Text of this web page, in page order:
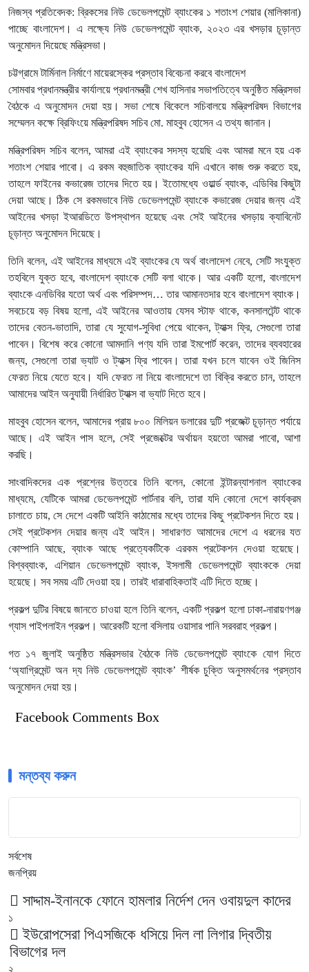
নিজস্ব প্রতিবেদক: ব্রিকসের নিউ ডেভেলপমেন্ট ব্যাংকের ১ শতাংশ শেয়ার (মালিকানা)
পাচ্ছে বাংলাদেশ। এ লক্ষ্যে নিউ ডেভেলপমেন্ট ব্যাংক, ২০২৩ এর খসড়ার চূড়ান্ত
অনুমোদন দিয়েছে মন্ত্রিসভা।
চট্টগ্রামে টার্মিনাল নির্মাণে মায়েরস্কের প্রস্তাব বিবেচনা করবে বাংলাদেশ
সোমবার প্রধানমন্ত্রীর কার্যালয়ে প্রধানমন্ত্রী শেখ হাসিনার সভাপতিত্বে অনুষ্ঠিত মন্ত্রিসভা
বৈঠকে এ অনুমোদন দেয়া হয়। সভা শেষে বিকেলে সচিবালয়ে মন্ত্রিপরিষদ বিভাগের
সম্মেলন কক্ষে ব্রিফিংয়ে মন্ত্রিপরিষদ সচিব মো. মাহবুব হোসেন এ তথ্য জানান।
মন্ত্রিপরিষদ সচিব বলেন, আমরা এই ব্যাংকের সদস্য হয়েছি এবং আমরা মনে হয় এক
শতাংশ শেয়ার পাবো। এ রকম বহুজাতিক ব্যাংকের যদি এখানে কাজ শুরু করতে হয়,
তাহলে ফাইনের কভারেজ তাদের দিতে হয়। ইতোমধ্যে ওয়ার্ল্ড ব্যাংক, এডিবির কিছুটা
দেয়া আছে। ঠিক সে রকমভাবে নিউ ডেভেলপমেন্ট ব্যাংকে কভারেজ দেয়ার জন্য এই
আইনের খসড়া ইআরডিতে উপস্থাপন হয়েছে এবং সেই আইনের খসড়ায় ক্যাবিনেট
চূড়ান্ত অনুমোদন দিয়েছে।
তিনি বলেন, এই আইনের মাধ্যমে এই ব্যাংকের যে অর্থ বাংলাদেশ নেবে, সেটি সংযুক্ত
তহবিলে যুক্ত হবে, বাংলাদেশ ব্যাংকে সেটি বলা থাকে। আর একটি হলো, বাংলাদেশ
ব্যাংকে এনডিবির যতো অর্থ এবং পরিসম্পদ… তার আমানতদার হবে বাংলাদেশ ব্যাংক।
সবচেয়ে বড় বিষয় হলো, এই আইনের আওতায় যেসব স্টাফ থাকে, কনসালটেন্ট থাকে
তাদের বেতন-ভাতাদি, তারা যে সুযোগ-সুবিধা পেয়ে থাকেন, ট্যাক্স ফ্রি, সেগুলো তারা
পাবেন। বিশেষ করে কোনো আমদানি পণ্য যদি তারা ইমপোর্ট করেন, তাদের ব্যবহারের
জন্য, সেগুলো তারা ভ্যাট ও ট্যাক্স ফ্রি পাবেন। তারা যখন চলে যাবেন ওই জিনিস
ফেরত নিয়ে যেতে হবে। যদি ফেরত না নিয়ে বাংলাদেশে তা বিক্রি করতে চান, তাহলে
আমাদের আইন অনুযায়ী নির্ধারিত ট্যাক্স বা ভ্যাট দিতে হবে।
মাহবুব হোসেন বলেন, আমাদের প্রায় ৮০০ মিলিয়ন ডলারের দুটি প্রজেক্ট চূড়ান্ত পর্যায়ে
আছে। এই আইন পাস হলে, সেই প্রজেক্টের অর্থায়ন হয়তো আমরা পাবো, আশা
করছি।
সাংবাদিকদের এক প্রশ্নের উত্তরে তিনি বলেন, কোনো ইন্টারন্যাশনাল ব্যাংকের
মাধ্যমে, যেটিকে আমরা ডেভেলপমেন্ট পার্টনার বলি, তারা যদি কোনো দেশে কার্যক্রম
চালাতে চায়, সে দেশে একটি আইনি কাঠামোর মধ্যে তাদের কিছু প্রটেকশন দিতে হয়।
সেই প্রটেকশন দেয়ার জন্য এই আইন। সাধারণত আমাদের দেশে এ ধরনের যত
কোম্পানি আছে, ব্যাংক আছে প্রত্যেকটিকে এরকম প্রটেকশন দেওয়া হয়েছে।
বিশ্বব্যাংক, এশিয়ান ডেভেলপমেন্ট ব্যাংক, ইসলামী ডেভেলপমেন্ট ব্যাংককে দেয়া
হয়েছে। সব সময় এটি দেওয়া হয়। তারই ধারাবাহিকতাই এটি দিতে হচ্ছে।
প্রকল্প দুটির বিষয়ে জানতে চাওয়া হলে তিনি বলেন, একটি প্রকল্প হলো ঢাকা-নারায়ণগঞ্জ
গ্যাস পাইপলাইন প্রকল্প। আরেকটি হলো বসিলায় ওয়াসার পানি সরবরাহ প্রকল্প।
গত ১৭ জুলাই অনুষ্ঠিত মন্ত্রিসভার বৈঠকে নিউ ডেভেলপমেন্ট ব্যাংকে যোগ দিতে
‘অ্যাগ্রিমেন্ট অন দ্য নিউ ডেভেলপমেন্ট ব্যাংক’ শীর্ষক চুক্তি অনুসমর্থনের প্রস্তাব
অনুমোদন দেয়া হয়।
Facebook Comments Box
মন্তব্য করুন
সর্বশেষ
জনপ্রিয়
সাদ্দাম-ইনানকে ফোনে হামলার নির্দেশ দেন ওবায়দুল কাদের
১
ইউরোপসেরা পিএসজিকে ধসিয়ে দিল লা লিগার দ্বিতীয়
বিভাগের দল
২